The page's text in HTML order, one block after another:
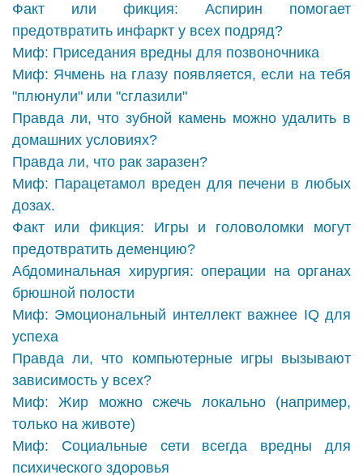
Факт или фикция: Аспирин помогает
предотвратить инфаркт у всех подряд?
Миф: Приседания вредны для позвоночника
Миф: Ячмень на глазу появляется, если на тебя
"плюнули" или "сглазили"
Правда ли, что зубной камень можно удалить в
домашних условиях?
Правда ли, что рак заразен?
Миф: Парацетамол вреден для печени в любых
дозах.
Факт или фикция: Игры и головоломки могут
предотвратить деменцию?
Абдоминальная хирургия: операции на органах
брюшной полости
Миф: Эмоциональный интеллект важнее IQ для
успеха
Правда ли, что компьютерные игры вызывают
зависимость у всех?
Миф: Жир можно сжечь локально (например,
только на животе)
Миф: Социальные сети всегда вредны для
психического здоровья